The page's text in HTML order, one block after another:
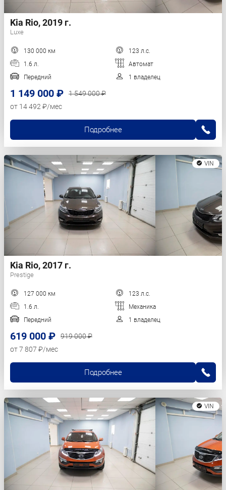
Kia Rio, 2019 г.
Luxe
130 000 км
123 л.с.
1.6 л.
Автомат
Передний
1 владелец
1 149 000 ₽
1 549 000 ₽
от 14 492 ₽/мес
Подробнее
VIN
Kia Rio, 2017 г.
Prestige
127 000 км
123 л.с.
1.6 л.
Механика
Передний
1 владелец
619 000 ₽
919 000 ₽
от 7 807 ₽/мес
Подробнее
VIN